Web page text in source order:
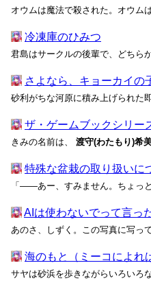
冷凍庫のひみつ
さよなら、キョーカイの
ザ・ゲームブックシリー
きみの名前は、 渡守(わたもり)希
特殊な盆栽の取り扱いに
AIは使わないでって言っ
海のもと（ミーコによれ